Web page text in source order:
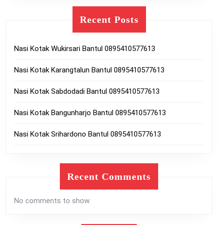
Recent Posts
Nasi Kotak Wukirsari Bantul 0895410577613
Nasi Kotak Karangtalun Bantul 0895410577613
Nasi Kotak Sabdodadi Bantul 0895410577613
Nasi Kotak Bangunharjo Bantul 0895410577613
Nasi Kotak Srihardono Bantul 0895410577613
Recent Comments
No comments to show.